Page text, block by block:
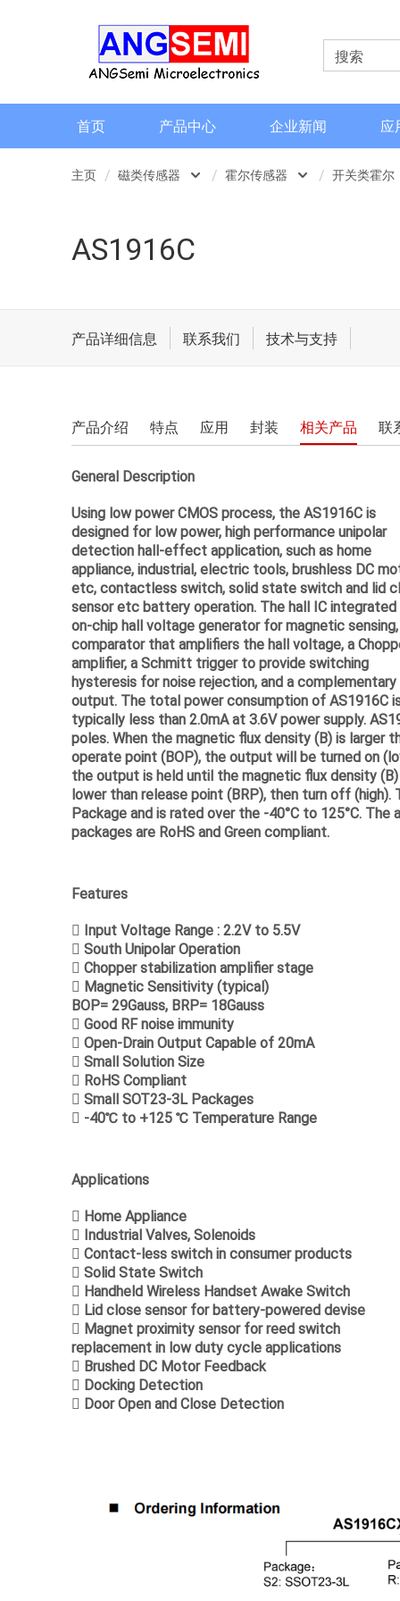
首页 产品中心 企业新闻 应
主页 磁类传感器
电流检测和电流传感器
格栅齿轮传感器
LCD/AMOLED屏偏压
开关类
霍尔传感器
磁性元件传感器
开关类霍尔
3D开关类
AS1916C
产品详细信息 联系我们 技术与支持
产品介绍 特点 应用 封装 相关产品 联
General Description
Using low power CMOS process, the AS1916C is
designed for low power, high performance unipolar
detection hall-effect application, such as home
appliance, industrial, electric tools, brushless DC
etc, contactless switch, solid state switch and lid
sensor etc battery operation. The hall IC integrated
on-chip hall voltage generator for magnetic
comparator that amplifiers the hall voltage, a
amplifier, a Schmitt trigger to provide switching
hysteresis for noise rejection, and a complementary
output. The total power consumption of AS1916C
typically less than 2.0mA at 3.6V power supply.
poles. When the magnetic flux density (B) is larger
operate point (BOP), the output will be turned on
the output is held until the magnetic flux density
lower than release point (BRP), then turn off (high).
Package and is rated over the -40°C to 125°C. The
packages are RoHS and Green compliant.
Features
 Input Voltage Range : 2.2V to 5.5V
 South Unipolar Operation
 Chopper stabilization amplifier stage
 Magnetic Sensitivity (typical)
BOP= 29Gauss, BRP= 18Gauss
 Good RF noise immunity
 Open-Drain Output Capable of 20mA
 Small Solution Size
 RoHS Compliant
 Small SOT23-3L Packages
 -40℃ to +125 ℃ Temperature Range
Applications
 Home Appliance
 Industrial Valves, Solenoids
 Contact-less switch in consumer products
 Solid State Switch
 Handheld Wireless Handset Awake Switch
 Lid close sensor for battery-powered devise
 Magnet proximity sensor for reed switch
replacement in low duty cycle applications
 Brushed DC Motor Feedback
 Docking Detection
 Door Open and Close Detection